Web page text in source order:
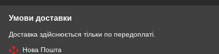
Умови доставки
Доставка здійснюється тільки по передоплаті.
Нова Пошта